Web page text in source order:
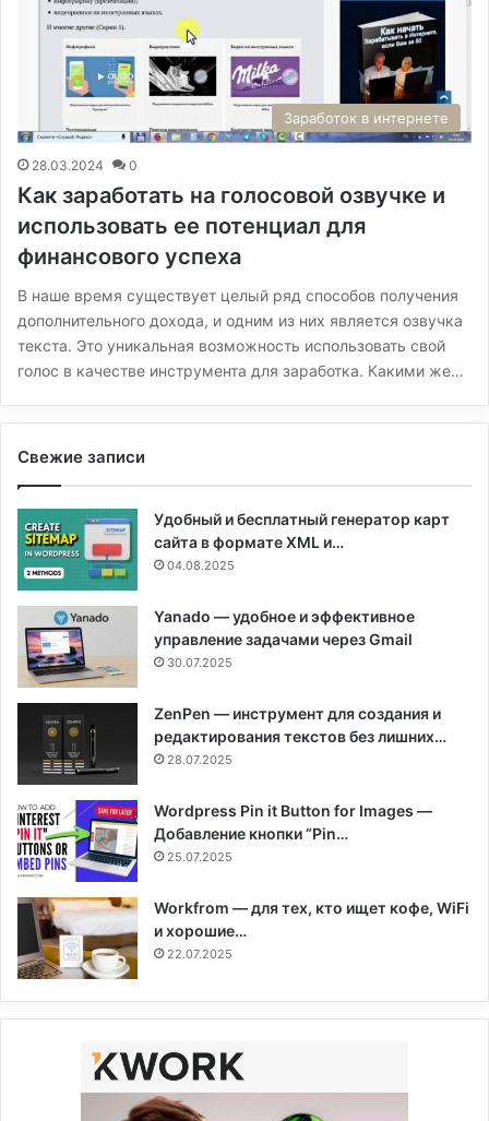
Заработок в интернете
28.03.2024 0
Как заработать на голосовой озвучке и
использовать ее потенциал для
финансового успеха
В наше время существует целый ряд способов получения
дополнительного дохода, и одним из них является озвучка
текста. Это уникальная возможность использовать свой
голос в качестве инструмента для заработка. Какими же…
Свежие записи
Удобный и бесплатный генератор карт
сайта в формате XML и…
04.08.2025
Yanado — удобное и эффективное
управление задачами через Gmail
30.07.2025
ZenPen — инструмент для создания и
редактирования текстов без лишних…
28.07.2025
Wordpress Pin it Button for Images —
Добавление кнопки “Pin…
25.07.2025
Workfrom — для тех, кто ищет кофе, WiFi
и хорошие…
22.07.2025